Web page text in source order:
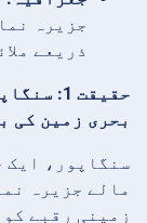
جزیرہ
ذریعے
حقیقت
بحری زمین کی
سنگاپور، ایک
مالے جزیرہ
زمینی رقبے